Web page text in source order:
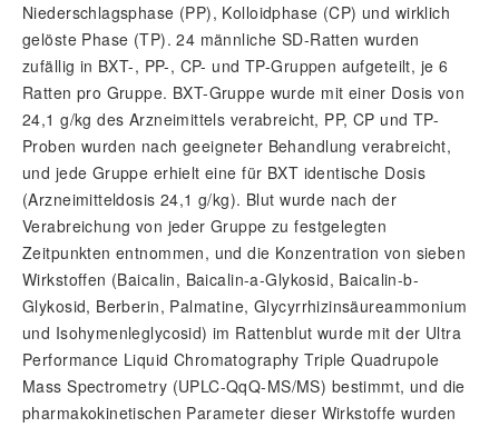
Niederschlagsphase (PP), Kolloidphase (CP) und wirklich
gelöste Phase (TP). 24 männliche SD-Ratten wurden
zufällig in BXT-, PP-, CP- und TP-Gruppen aufgeteilt, je 6
Ratten pro Gruppe. BXT-Gruppe wurde mit einer Dosis von
24,1 g/kg des Arzneimittels verabreicht, PP, CP und TP-
Proben wurden nach geeigneter Behandlung verabreicht,
und jede Gruppe erhielt eine für BXT identische Dosis
(Arzneimitteldosis 24,1 g/kg). Blut wurde nach der
Verabreichung von jeder Gruppe zu festgelegten
Zeitpunkten entnommen, und die Konzentration von sieben
Wirkstoffen (Baicalin, Baicalin-a-Glykosid, Baicalin-b-
Glykosid, Berberin, Palmatine, Glycyrrhizinsäureammonium
und Isohymenleglycosid) im Rattenblut wurde mit der Ultra
Performance Liquid Chromatography Triple Quadrupole
Mass Spectrometry (UPLC-QqQ-MS/MS) bestimmt, und die
pharmakokinetischen Parameter dieser Wirkstoffe wurden